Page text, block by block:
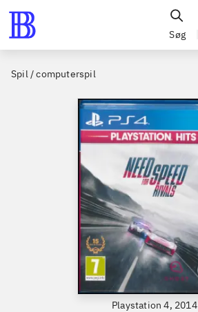
Søg
Spil / computerspil
Playstation 4, 2014